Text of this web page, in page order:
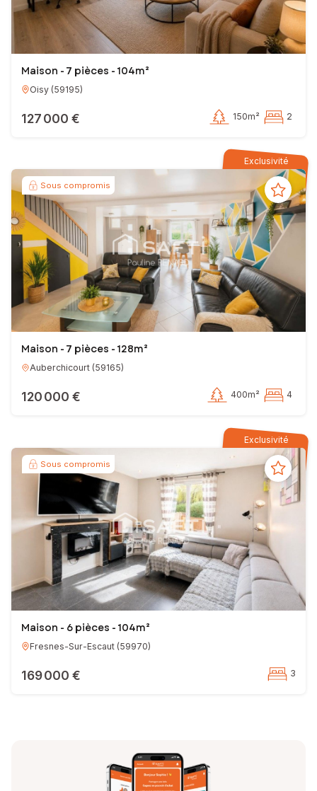
Maison - 7 pièces - 104m²
Oisy (59195)
127 000 € 150m² 2
Exclusivité
Sous compromis
Maison - 7 pièces - 128m²
Auberchicourt (59165)
120 000 € 400m² 4
Exclusivité
Sous compromis
Maison - 6 pièces - 104m²
Fresnes-Sur-Escaut (59970)
169 000 € 3